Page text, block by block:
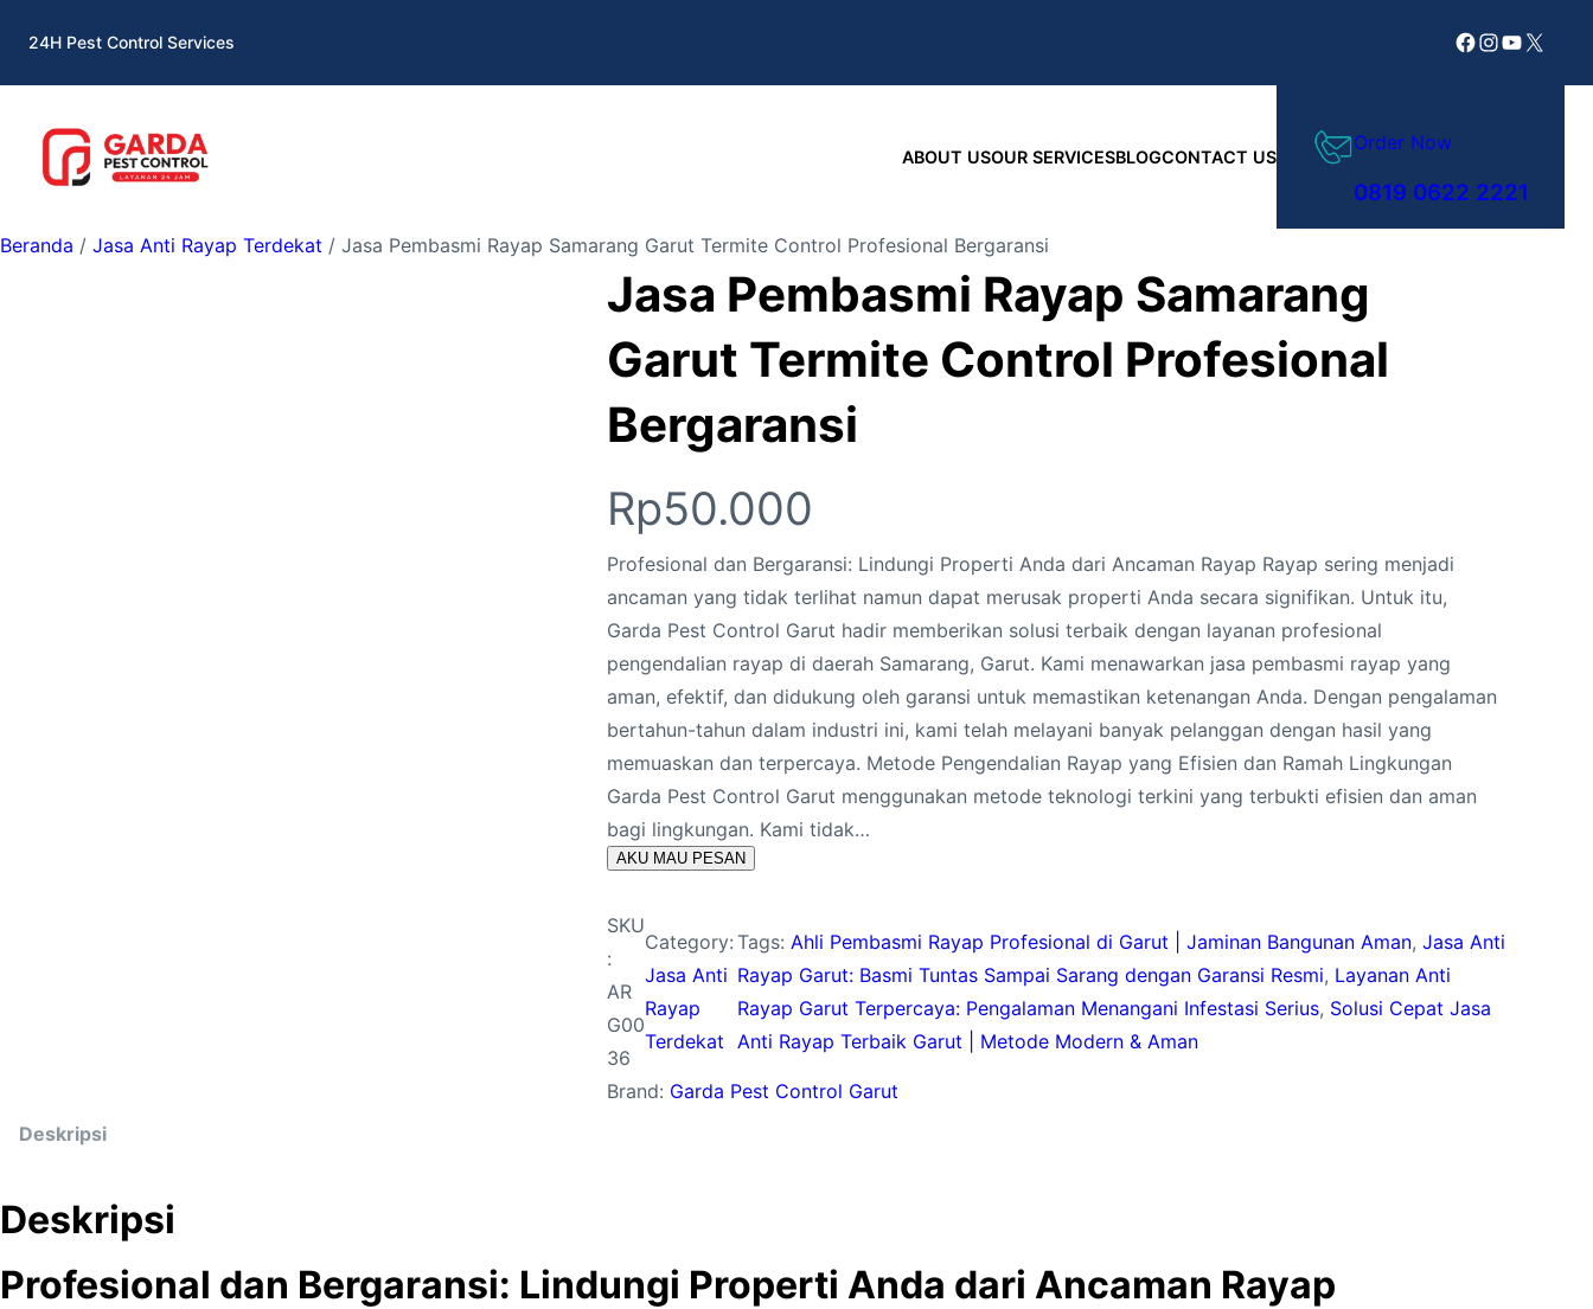
konten
24H Pest Control Services Facebook
Instagram
YouTube
X
ABOUT USOUR SERVICESBLOGCONTACT US
Order Now
0819 0622 2221
Beranda / Jasa Anti Rayap Terdekat / Jasa Pembasmi Rayap Samarang Garut Termite Control Profesional Bergaransi
Jasa Pembasmi Rayap Samarang
Garut Termite Control Profesional
Bergaransi
Rp50.000
Profesional dan Bergaransi: Lindungi Properti Anda dari Ancaman Rayap Rayap sering menjadi
ancaman yang tidak terlihat namun dapat merusak properti Anda secara signifikan. Untuk itu,
Garda Pest Control Garut hadir memberikan solusi terbaik dengan layanan profesional
pengendalian rayap di daerah Samarang, Garut. Kami menawarkan jasa pembasmi rayap yang
aman, efektif, dan didukung oleh garansi untuk memastikan ketenangan Anda. Dengan pengalaman
bertahun-tahun dalam industri ini, kami telah melayani banyak pelanggan dengan hasil yang
memuaskan dan terpercaya. Metode Pengendalian Rayap yang Efisien dan Ramah Lingkungan
Garda Pest Control Garut menggunakan metode teknologi terkini yang terbukti efisien dan aman
bagi lingkungan. Kami tidak…
AKU MAU PESAN
SKU
:
AR
G00
36
Category:
Jasa Anti
Rayap
Terdekat
Tags: Ahli Pembasmi Rayap Profesional di Garut | Jaminan Bangunan Aman, Jasa Anti
Rayap Garut: Basmi Tuntas Sampai Sarang dengan Garansi Resmi, Layanan Anti
Rayap Garut Terpercaya: Pengalaman Menangani Infestasi Serius, Solusi Cepat Jasa
Anti Rayap Terbaik Garut | Metode Modern & Aman
Brand: Garda Pest Control Garut
Deskripsi
Deskripsi
Profesional dan Bergaransi: Lindungi Properti Anda dari Ancaman Rayap